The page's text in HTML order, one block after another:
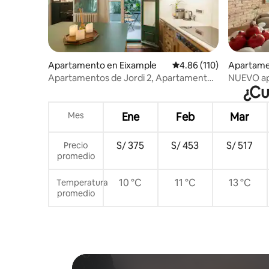
Apartamento en Eixample Calificación promedio:
4.86 (110)
Apartamentos de Jordi 2, Apartamento
NUEVO
corazón
Mes Ene Feb Mar
Precio
promedio
S/ 375 S/ 453 S/ 517
Temperatura
promedio
10 °C 11 °C 13 °C